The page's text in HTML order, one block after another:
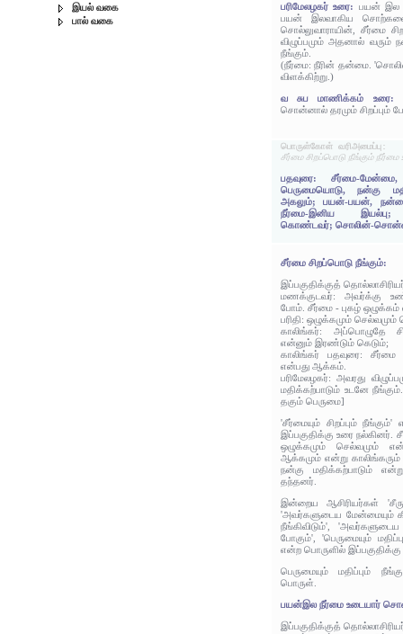
இயல் வகை
பால் வகை
பரிமேலழகர் உரை: பயன் இல
பயன் இலவாகிய
சொல்லுவாராயின், சீர்மை
விழுப்பமும் அதனால் வரும்
நீங்கும்.
(நீர்மை: நீரின் தன்மை.
விளக்கிற்று.)
வ சுப மாணிக்கம் உரை:
சொன்னால் தரமும் சிறப்பும்
பொருள்கோள் வரிஅமைப்பு:
சீர்மை சிறப்பொடு நீங்கும்
பதவுரை: சீர்மை-மேன்மை,
பெருமையொடு, நன்கு
அகலும்; பயன்-பயன்,
நீர்மை-இனிய இயல்பு;
கொண்டவர்; சொலின்-
சீர்மை சிறப்பொடு நீங்கும்:
இப்பகுதிக்குத்
மணக்குடவர்: அவர்க்கு
போம். சீர்மை - புகழ் ஒழுக்கம்
பரிதி: ஒழுக்கமும் செல்வமும்
காலிங்கர்: அப்பொழுதே
என்னும் இரண்டும் கெடும்;
காலிங்கர் பதவுரை: சீர்மை
என்பது ஆக்கம்.
பரிமேலழகர்: அவரது
மதிக்கற்பாடும் உடனே
தகும் பெருமை]
'சீர்மையும் சிறப்பும்
இப்பகுதிக்கு உரை நல்கினர்.
ஒழுக்கமும் செல்வமும்
ஆக்கமும் என்று காலிங்கரும்
நன்கு மதிக்கற்பாடும்
தந்தனர்.
இன்றைய ஆசிரியர்கள் 'சீரும்
'அவர்களுடைய மேன்மையும்
நீங்கிவிடும்', 'அவர்களுடைய
போகும்', 'பெருமையும்
என்ற பொருளில்
பெருமையும் மதிப்பும்
பொருள்.
பயன்இல நீர்மை உடையார்
இப்பகுதிக்குத்